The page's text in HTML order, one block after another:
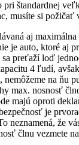
pri štandardnej
musíte si požičať
aj maximálna
je auto, ktoré aj
preťaží loď
4 ľudí,
nemôžeme na ňu
max. nosnosť
majú oproti
je
neznamená, že
člnu vezmete